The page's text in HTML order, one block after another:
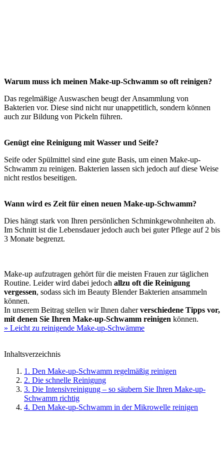
Warum muss ich meinen Make-up-Schwamm so oft reinigen?
Das regelmäßige Auswaschen beugt der Ansammlung von
Bakterien vor. Diese sind nicht nur unappetitlich, sondern können
auch zur Bildung von Pickeln führen.
Genügt eine Reinigung mit Wasser und Seife?
Seife oder Spülmittel sind eine gute Basis, um einen Make-up-
Schwamm zu reinigen. Bakterien lassen sich jedoch auf diese Weise
nicht restlos beseitigen.
Wann wird es Zeit für einen neuen Make-up-Schwamm?
Dies hängt stark von Ihren persönlichen Schminkgewohnheiten ab.
Im Schnitt ist die Lebensdauer jedoch auch bei guter Pflege auf 2 bis
3 Monate begrenzt.
Make-up aufzutragen gehört für die meisten Frauen zur täglichen
Routine. Leider wird dabei jedoch allzu oft die Reinigung
vergessen, sodass sich im Beauty Blender Bakterien ansammeln
können.
In unserem Beitrag stellen wir Ihnen daherverschiedene Tipps vor,
mit denen Sie Ihren Make-up-Schwamm reinigen können.
» Leicht zu reinigende Make-up-Schwämme
Inhaltsverzeichnis
1. Den Make-up-Schwamm regelmäßig reinigen
2. Die schnelle Reinigung
3. Die Intensivreinigung – so säubern Sie Ihren Make-up-
Schwamm richtig
4. Den Make-up-Schwamm in der Mikrowelle reinigen